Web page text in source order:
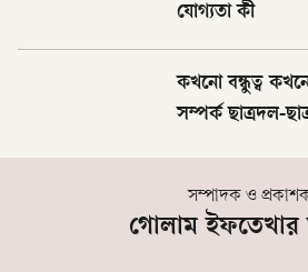
যোগ্যতা কী
কখনো বন্ধুত্ব
সম্পর্ক ছাত্রদল-
সম্পাদক ও
গোলাম ইফতেখার